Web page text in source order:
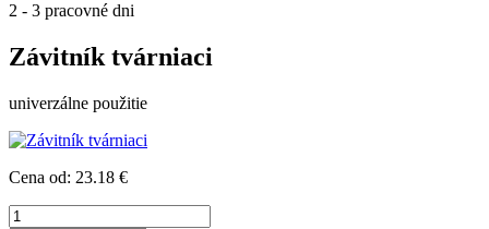
2 - 3 pracovné dni
Závitník tvárniaci
univerzálne použitie
Cena od: 23.18 €